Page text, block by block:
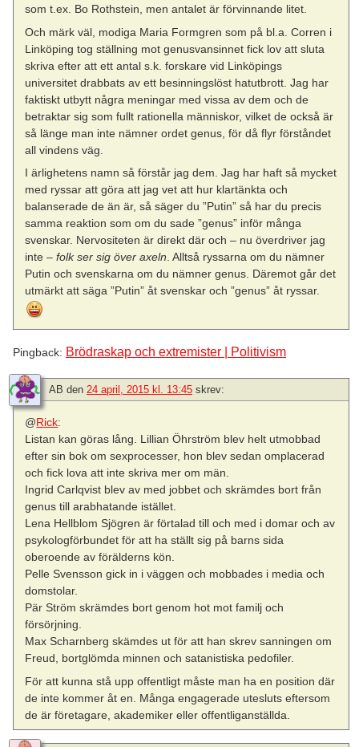
som t.ex. Bo Rothstein, men antalet är förvinnande litet.
Och märk väl, modiga Maria Formgren som på bl.a. Corren i
Linköping tog ställning mot genusvansinnet fick lov att sluta
skriva efter att ett antal s.k. forskare vid Linköpings
universitet drabbats av ett besinningslöst hatutbrott. Jag har
faktiskt utbytt några meningar med vissa av dem och de
betraktar sig som fullt rationella människor, vilket de också är
så länge man inte nämner ordet genus, för då flyr förståndet
all vindens väg.
I ärlighetens namn så förstår jag dem. Jag har haft så mycket
med ryssar att göra att jag vet att hur klartänkta och
balanserade de än är, så säger du ”Putin” så har du precis
samma reaktion som om du sade ”genus” inför många
svenskar. Nervositeten är direkt där och – nu överdriver jag
inte –folk ser sig över axeln . Alltså ryssarna om du nämner
Putin och svenskarna om du nämner genus. Däremot går det
utmärkt att säga ”Putin” åt svenskar och ”genus” åt ryssar.
Pingback: Brödraskap och extremister | Politivism
AB den 24 april, 2015 kl. 13:45 skrev:
@Rick:
Listan kan göras lång. Lillian Öhrström blev helt utmobbad
efter sin bok om sexprocesser, hon blev sedan omplacerad
och fick lova att inte skriva mer om män.
Ingrid Carlqvist blev av med jobbet och skrämdes bort från
genus till arabhatande istället.
Lena Hellblom Sjögren är förtalad till och med i domar och av
psykologförbundet för att ha ställt sig på barns sida
oberoende av förälderns kön.
Pelle Svensson gick in i väggen och mobbades i media och
domstolar.
Pär Ström skrämdes bort genom hot mot familj och
försörjning.
Max Scharnberg skämdes ut för att han skrev sanningen om
Freud, bortglömda minnen och satanistiska pedofiler.
För att kunna stå upp offentligt måste man ha en position där
de inte kommer åt en. Många engagerade utesluts eftersom
de är företagare, akademiker eller offentliganställda.